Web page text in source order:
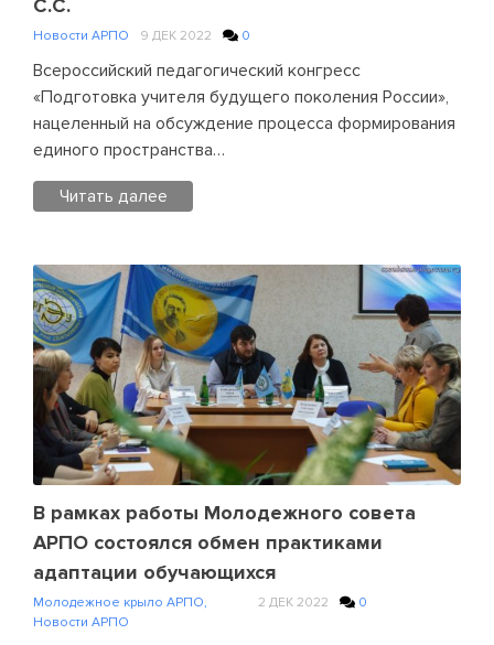
России»
С.С.
Новости АРПО 9 ДЕК 2022 0
Всероссийский педагогический конгресс
«Подготовка учителя будущего поколения России»,
нацеленный на обсуждение процесса формирования
единого пространства…
Читать далее
in
Новости
АРПОLeave
a
Comment
on
Отчет
Правления
АРПО
на
встрече
Министром
просвещения
В рамках работы Молодежного совета
АРПО состоялся обмен практиками
адаптации обучающихся
Молодежное крыло АРПО,
Новости АРПО
2 ДЕК 2022 0